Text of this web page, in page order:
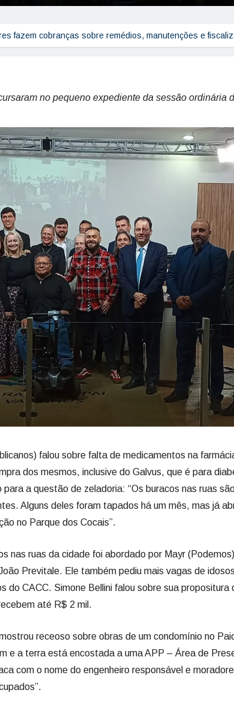
fazem cobranças sobre remédios, manutenções e
no pequeno expediente da sessão ordinária
falou sobre falta de medicamentos na
dos mesmos, inclusive do Galvus, que é para
a questão de zeladoria: “Os buracos nas ruas
Alguns deles foram tapados há um mês, mas já
no Parque dos Cocais”.
nas ruas da cidade foi abordado por Mayr
Previtale. Ele também pediu mais vagas de
do CACC. Simone Bellini falou sobre sua propositura
até R$ 2 mil.
receoso sobre obras de um condomínio no
e a terra está encostada a uma APP – Área de
com o nome do engenheiro responsável e